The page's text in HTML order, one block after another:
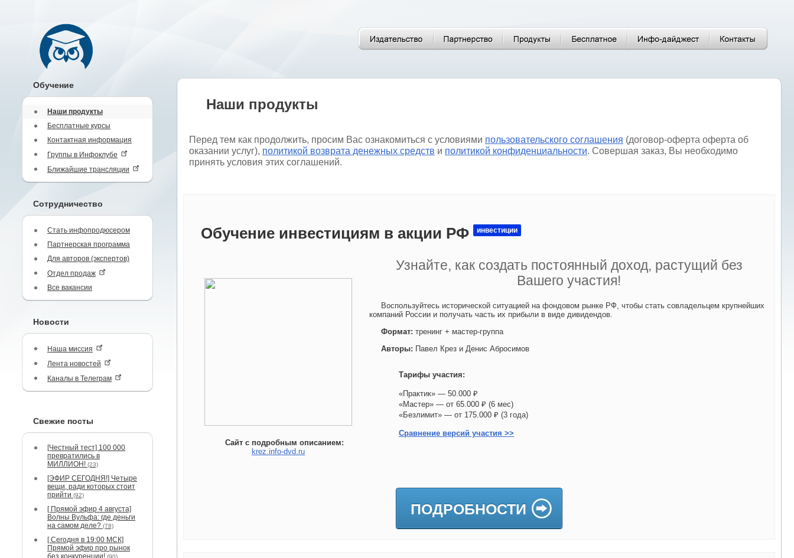
Обучение
Наши продукты
Бесплатные курсы
Контактная информация
Группы в Инфоклубе
Ближайшие трансляции
Сотрудничество
Стать инфопродюсером
Партнерская программа
Для авторов (экспертов)
Отдел продаж
Все вакансии
Новости
Наша миссия
Лента новостей
Каналы в Телеграм
Свежие посты
[Честный тест] 100 000
превратились в
МИЛЛИОН! (23)
[ЭФИР СЕГОДНЯ!] Четыре
вещи, ради которых стоит
прийти (92)
[ Прямой эфир 4 августа]
Волны Вульфа: где деньги
на самом деле? (78)
[ Сегодня в 19:00 МСК]
Прямой эфир про рынок
без конкуренции! (90)
Наши продукты
Перед тем как продолжить, просим Вас ознакомиться с условиями пользовательского соглашения (договор-оферта оферта об
оказании услуг), политикой возврата денежных средств и политикой конфиденциальности. Совершая заказ, Вы необходимо
принять условия этих соглашений.
Обучение инвестициям в акции РФ инвестиции
Сайт с подробным описанием:
krez.info-dvd.ru
Узнайте, как создать постоянный доход, растущий без
Вашего участия!
Воспользуйтесь исторической ситуацией на фондовом рынке РФ, чтобы стать совладельцем крупнейших
компаний России и получать часть их прибыли в виде дивидендов.
Формат: тренинг + мастер-группа
Авторы: Павел Крез и Денис Абросимов
Тарифы участия:
«Практик» — 50.000 ₽
«Мастер» — от 65.000 ₽ (6 мес)
«Безлимит» — от 175.000 ₽ (3 года)
Сравнение версий участия >>
ПОДРОБНОСТИ